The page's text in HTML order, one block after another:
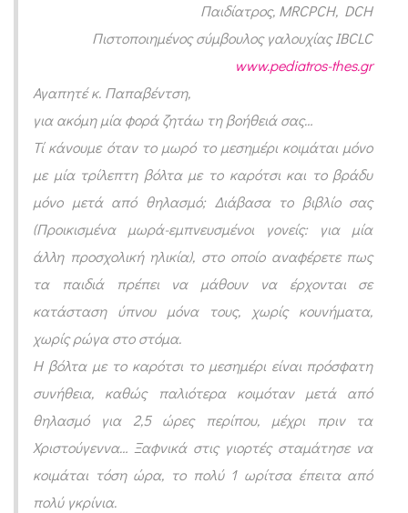
Παιδίατρος, MRCPCH, DCH
Πιστοποιημένος σύμβουλος γαλουχίας IBCLC
www.pediatros-thes.gr
Αγαπητέ κ. Παπαβέντση,
για ακόμη μία φορά ζητάω τη βοήθειά σας…
Τί κάνουμε όταν το μωρό το μεσημέρι κοιμάται μόνο
με μία τρίλεπτη βόλτα με το καρότσι και το βράδυ
μόνο μετά από θηλασμό; Διάβασα το βιβλίο σας
(Προικισμένα μωρά-εμπνευσμένοι γονείς: για μία
άλλη προσχολική ηλικία), στο οποίο αναφέρετε πως
τα παιδιά πρέπει να μάθουν να έρχονται σε
κατάσταση ύπνου μόνα τους, χωρίς κουνήματα,
χωρίς ρώγα στο στόμα.
Η βόλτα με το καρότσι το μεσημέρι είναι πρόσφατη
συνήθεια, καθώς παλιότερα κοιμόταν μετά από
θηλασμό για 2,5 ώρες περίπου, μέχρι πριν τα
Χριστούγεννα… Ξαφνικά στις γιορτές σταμάτησε να
κοιμάται τόση ώρα, το πολύ 1 ωρίτσα έπειτα από
πολύ γκρίνια.